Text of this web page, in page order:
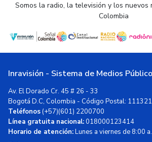
Somos la radio, la televisión y los nuevos
Colombia
Inravisión - Sistema de Medios
Av. El Dorado Cr. 45 # 26 - 33
Bogotá D.C, Colombia - Código Postal: 111321
Teléfonos(+57)(601) 2200700
Línea gratuita nacional:018000123414
Horario de atención:Lunes a viernes de 8:00